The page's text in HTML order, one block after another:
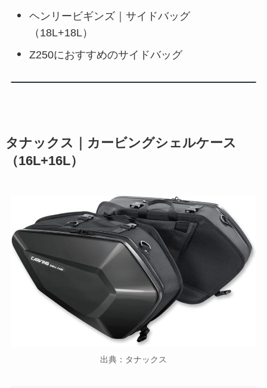
ヘンリービギンズ｜サイドバッグ
（18L+18L）
Z250におすすめのサイドバッグ
タナックス｜カービングシェルケース
（16L+16L）
出典：タナックス